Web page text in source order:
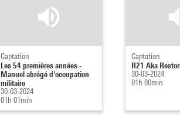
Captation
Les 54 premières années -
Manuel abrégé d'occupation
militaire
30-03-2024
01h 01min
Captation
R21 Aka
30-03-2024
01h 00min